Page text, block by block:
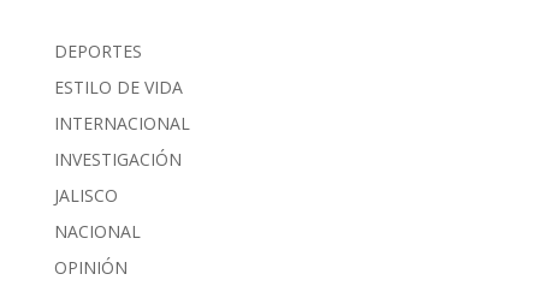
DEPORTES
ESTILO DE VIDA
INTERNACIONAL
INVESTIGACIÓN
JALISCO
NACIONAL
OPINIÓN